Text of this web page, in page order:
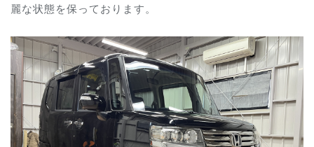
麗な状態を保っております。